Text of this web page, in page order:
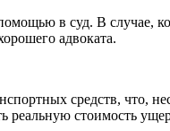
в суд. В случае,
адвоката.
средств, что,
реальную стоимость